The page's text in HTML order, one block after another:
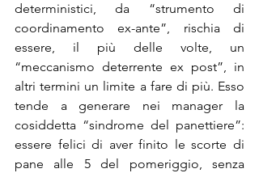
deterministici, da “strumento di
coordinamento ex-ante”, rischia di
essere, il più delle volte, un
“meccanismo deterrente ex post”, in
altri termini un limite a fare di più. Esso
tende a generare nei manager la
cosiddetta “sindrome del panettiere”:
essere felici di aver finito le scorte di
pane alle 5 del pomeriggio, senza